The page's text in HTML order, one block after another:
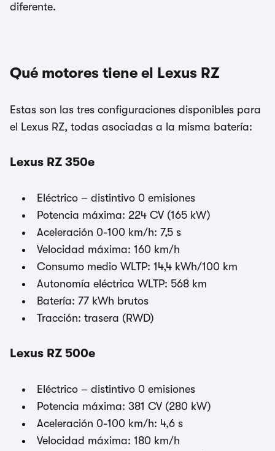
diferente.
Qué motores tiene el Lexus RZ
Estas son las tres configuraciones disponibles para
el Lexus RZ, todas asociadas a la misma batería:
Lexus RZ 350e
Eléctrico – distintivo 0 emisiones
Potencia máxima: 224 CV (165 kW)
Aceleración 0-100 km/h: 7,5 s
Velocidad máxima: 160 km/h
Consumo medio WLTP: 14,4 kWh/100 km
Autonomía eléctrica WLTP: 568 km
Batería: 77 kWh brutos
Tracción: trasera (RWD)
Lexus RZ 500e
Eléctrico – distintivo 0 emisiones
Potencia máxima: 381 CV (280 kW)
Aceleración 0-100 km/h: 4,6 s
Velocidad máxima: 180 km/h